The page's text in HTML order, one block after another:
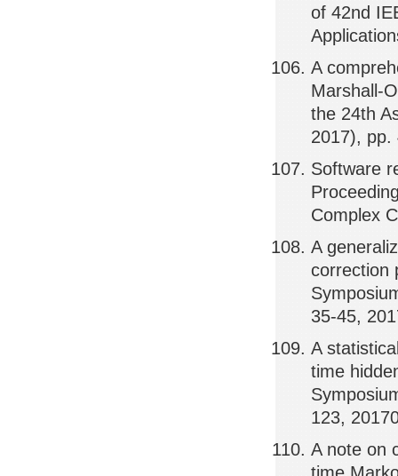
of 42nd
A
Marshall-
the 24th
2017), pp.
Software
Complex
A
correction
35-45,
A
time
123,
A note on